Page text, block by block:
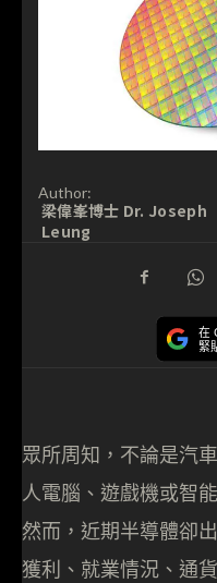
Author:
梁偉峯博士 Dr. Joseph
Leung
在
緊
眾所周知，不論是汽
人電腦、遊戲機或智
然而，近期半導體卻
獲利、就業情況、通